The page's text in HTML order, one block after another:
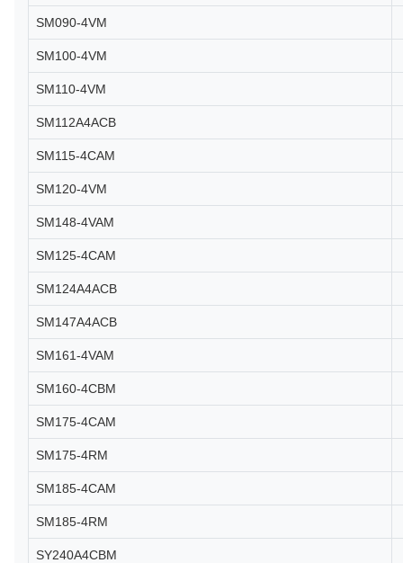
SM090-4VM
SM100-4VM
SM110-4VM
SM112A4ACB
SM115-4CAM
SM120-4VM
SM148-4VAM
SM125-4CAM
SM124A4ACB
SM147A4ACB
SM161-4VAM
SM160-4CBM
SM175-4CAM
SM175-4RM
SM185-4CAM
SM185-4RM
SY240A4CBM